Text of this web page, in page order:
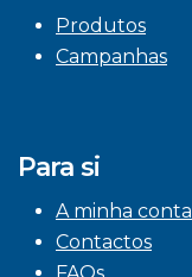
Produtos
Campanhas
Para si
A minha conta
Contactos